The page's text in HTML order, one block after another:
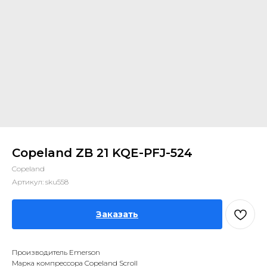
Copeland ZB 21 KQE-PFJ-524
Copeland
Артикул: sku558
Заказать
Производитель Emerson
Марка компрессора Copeland Scroll